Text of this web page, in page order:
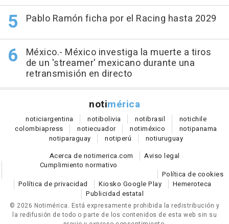
Pablo Ramón ficha por el Racing hasta 2029
México.- México investiga la muerte a tiros
de un 'streamer' mexicano durante una
retransmisión en directo
notimérica
noticiargentina notibolivia notibrasil notichile
colombiapress notiecuador notiméxico notipanama
notiparaguay notiperú notiuruguay
Acerca de notimerica.com
Aviso legal
Cumplimiento normativo
Política de cookies
Política de privacidad
Kiosko Google Play
Hemeroteca
Publicidad estatal
© 2026 Notimérica. Está expresamente prohibida la redistribución y
la redifusión de todo o parte de los contenidos de esta web sin su